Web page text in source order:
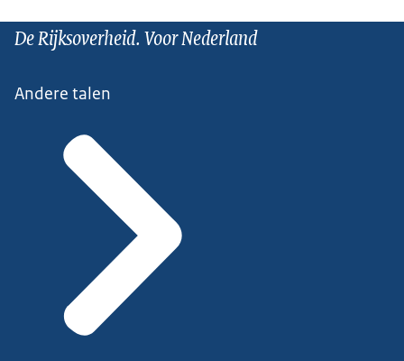
De Rijksoverheid. Voor Nederland
Andere talen